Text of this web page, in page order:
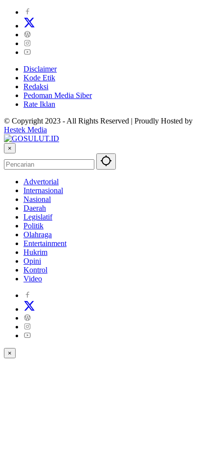
Disclaimer
Kode Etik
Redaksi
Pedoman Media Siber
Rate Iklan
© Copyright 2023 - All Rights Reserved | Proudly Hosted by
Hestek Media
×
Advertorial
Internasional
Nasional
Daerah
Legislatif
Politik
Olahraga
Entertainment
Hukrim
Opini
Kontrol
Video
×